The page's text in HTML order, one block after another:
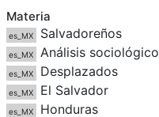
Materia
es_MX Salvadoreños
es_MX Análisis sociológico
es_MX Desplazados
es_MX El Salvador
es_MX Honduras